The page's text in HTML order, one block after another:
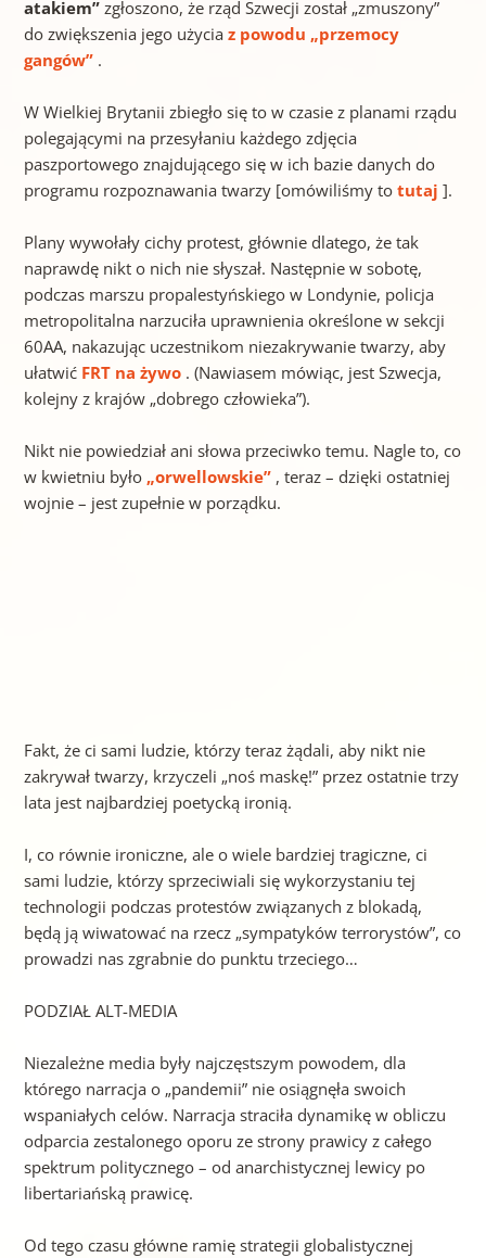
atakiem”zgłoszono, że rząd Szwecji został „zmuszony”
do zwiększenia jego użycia z powodu „przemocy
gangów”.
W Wielkiej Brytanii zbiegło się to w czasie z planami rządu
polegającymi na przesyłaniu każdego zdjęcia
paszportowego znajdującego się w ich bazie danych do
programu rozpoznawania twarzy [omówiliśmy to tutaj ].
Plany wywołały cichy protest, głównie dlatego, że tak
naprawdę nikt o nich nie słyszał. Następnie w sobotę,
podczas marszu propalestyńskiego w Londynie, policja
metropolitalna narzuciła uprawnienia określone w sekcji
60AA, nakazując uczestnikom niezakrywanie twarzy, aby
ułatwić FRT na żywo. (Nawiasem mówiąc, jest Szwecja,
kolejny z krajów „dobrego człowieka”).
Nikt nie powiedział ani słowa przeciwko temu. Nagle to, co
w kwietniu było „orwellowskie”, teraz – dzięki ostatniej
wojnie – jest zupełnie w porządku.
Fakt, że ci sami ludzie, którzy teraz żądali, aby nikt nie
zakrywał twarzy, krzyczeli „noś maskę!” przez ostatnie trzy
lata jest najbardziej poetycką ironią.
I, co równie ironiczne, ale o wiele bardziej tragiczne, ci
sami ludzie, którzy sprzeciwiali się wykorzystaniu tej
technologii podczas protestów związanych z blokadą,
będą ją wiwatować na rzecz „sympatyków terrorystów”, co
prowadzi nas zgrabnie do punktu trzeciego…
PODZIAŁ ALT-MEDIA
Niezależne media były najczęstszym powodem, dla
którego narracja o „pandemii” nie osiągnęła swoich
wspaniałych celów. Narracja straciła dynamikę w obliczu
odparcia zestalonego oporu ze strony prawicy z całego
spektrum politycznego – od anarchistycznej lewicy po
libertariańską prawicę.
Od tego czasu główne ramię strategii globalistycznej